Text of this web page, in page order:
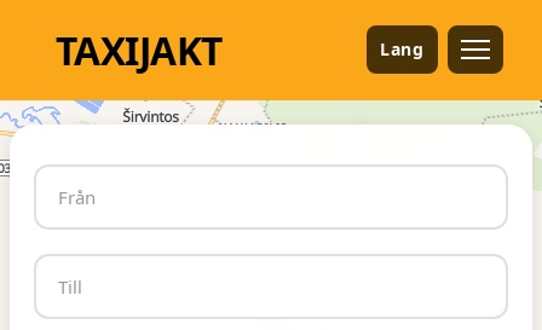
TAXIJAKT Lang